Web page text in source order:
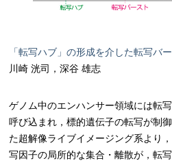
「転写ハブ」の形成を介した転写バ
川崎 洸司，深谷 雄志
ゲノム中のエンハンサー領域には転
呼び込まれ，標的遺伝子の転写が制
た超解像ライブイメージング系より
写因子の局所的な集合・離散が，転